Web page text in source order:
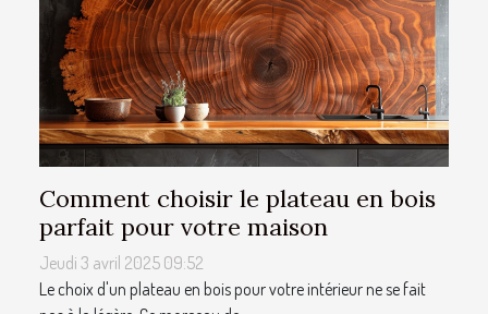
Comment choisir le plateau en bois
parfait pour votre maison
Jeudi 3 avril 2025 09:52
Le choix d'un plateau en bois pour votre intérieur ne se fait